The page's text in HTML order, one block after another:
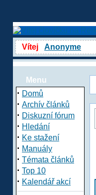
Vítej Anonyme
Menu
· Domů
· Archív článků
· Diskuzní fórum
· Hledání
· Ke stažení
· Manuály
· Témata článků
· Top 10
· Kalendář akcí